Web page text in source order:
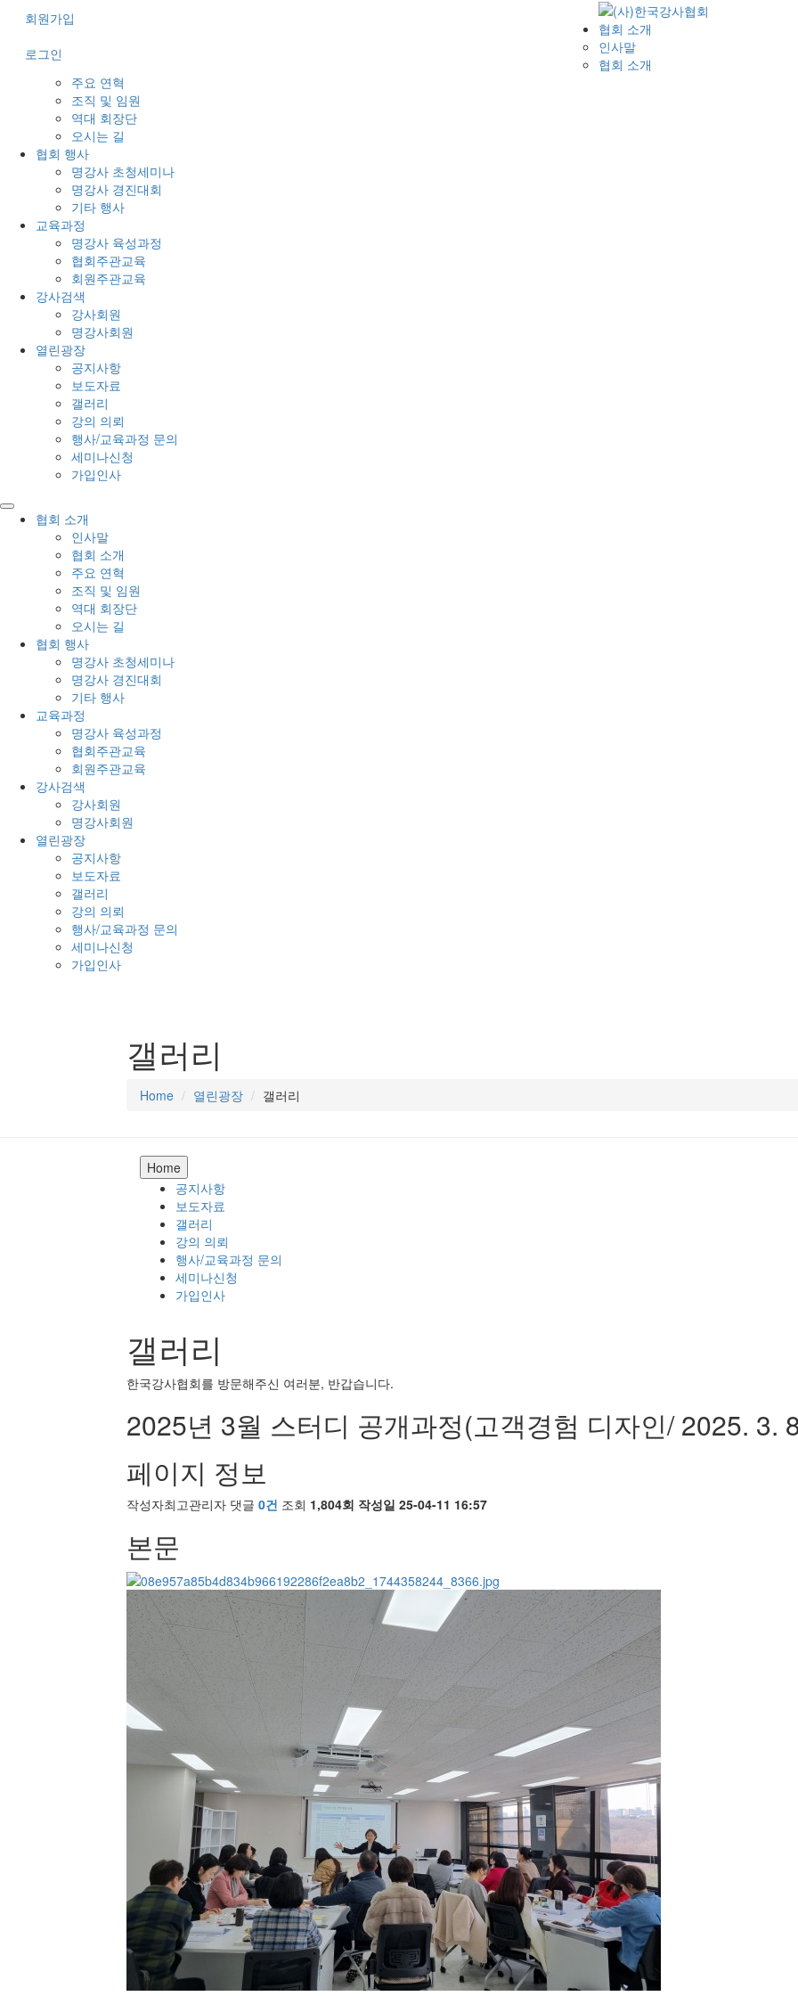
회원가입
로그인
협회 소개
인사말
협회 소개
주요 연혁
조직 및 임원
역대 회장단
오시는 길
협회 행사
명강사 초청세미나
명강사 경진대회
기타 행사
교육과정
명강사 육성과정
협회주관교육
회원주관교육
강사검색
강사회원
명강사회원
열린광장
공지사항
보도자료
갤러리
강의 의뢰
행사/교육과정 문의
세미나신청
가입인사
협회 소개
인사말
협회 소개
주요 연혁
조직 및 임원
역대 회장단
오시는 길
협회 행사
명강사 초청세미나
명강사 경진대회
기타 행사
교육과정
명강사 육성과정
협회주관교육
회원주관교육
강사검색
강사회원
명강사회원
열린광장
공지사항
보도자료
갤러리
강의 의뢰
행사/교육과정 문의
세미나신청
가입인사
갤러리
Home 열린광장 갤러리
Home
공지사항
보도자료
갤러리
강의 의뢰
행사/교육과정 문의
세미나신청
가입인사
갤러리
한국강사협회를 방문해주신 여러분, 반갑습니다.
2025년 3월 스터디 공개과정(고객경험 디자인/ 2025. 3.
페이지 정보
작성자최고관리자 댓글 0건 조회 1,804회 작성일 25-04-11 16:57
본문